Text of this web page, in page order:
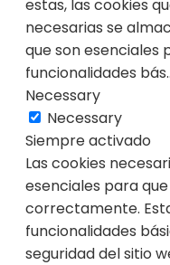
estas, las cookies
necesarias se
que son esenciales
funcionalidades bás
Necessary
Necessary
Siempre activado
Las cookies
esenciales para
correctamente.
funcionalidades
seguridad del sitio